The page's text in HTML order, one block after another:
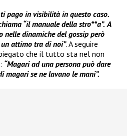
pago in visibilità in questo caso.
“il manuale della stro**a”. A
nelle dinamiche del gossip però
attimo tra di noi”. A seguire
che il tutto sta nel non
“Magari ad una persona può dare
magari se ne lavano le mani”.